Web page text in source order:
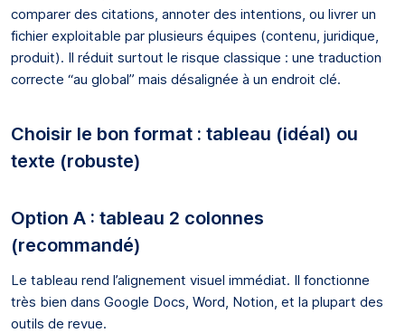
comparer des citations, annoter des intentions, ou livrer un
fichier exploitable par plusieurs équipes (contenu, juridique,
produit). Il réduit surtout le risque classique : une traduction
correcte “au global” mais désalignée à un endroit clé.
Choisir le bon format : tableau (idéal) ou
texte (robuste)
Option A : tableau 2 colonnes
(recommandé)
Le tableau rend l’alignement visuel immédiat. Il fonctionne
très bien dans Google Docs, Word, Notion, et la plupart des
outils de revue.